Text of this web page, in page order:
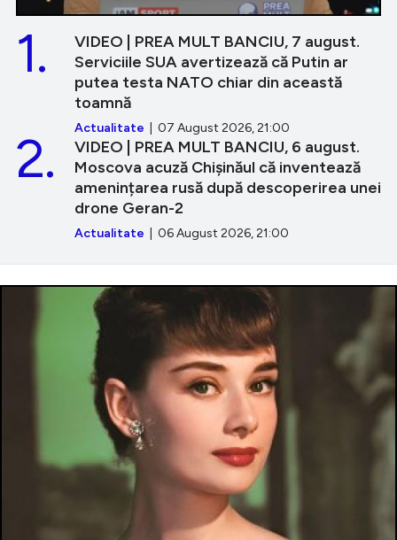
VIDEO | PREA MULT BANCIU, 7 august.
Serviciile SUA avertizează că Putin ar
putea testa NATO chiar din această
toamnă
Actualitate | 07 August 2026, 21:00
1.
VIDEO | PREA MULT BANCIU, 6 august.
Moscova acuză Chișinăul că inventează
amenințarea rusă după descoperirea unei
drone Geran-2
Actualitate | 06 August 2026, 21:00
2.